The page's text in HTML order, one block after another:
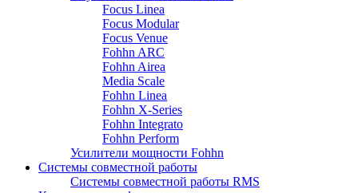
Focus Linea
Focus Modular
Focus Venue
Fohhn ARC
Fohhn Airea
Media Scale
Fohhn Linea
Fohhn X-Series
Fohhn Integrato
Fohhn Perform
Усилители мощности Fohhn
Системы совместной работы
Системы совместной работы RMS